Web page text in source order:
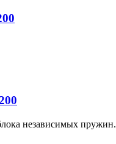
независимых пружин.